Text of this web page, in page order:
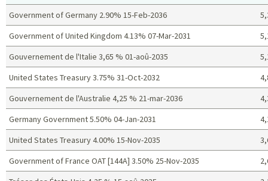
Government of Germany 2.90% 15-Feb-2036
Government of United Kingdom 4.13% 07-Mar-2031
Gouvernement de l'Italie 3,65 % 01-aoû-2035
United States Treasury 3.75% 31-Oct-2032
Gouvernement de l'Australie 4,25 % 21-mar-2036
Germany Government 5.50% 04-Jan-2031
United States Treasury 4.00% 15-Nov-2035
Government of France OAT [144A] 3.50% 25-Nov-2035